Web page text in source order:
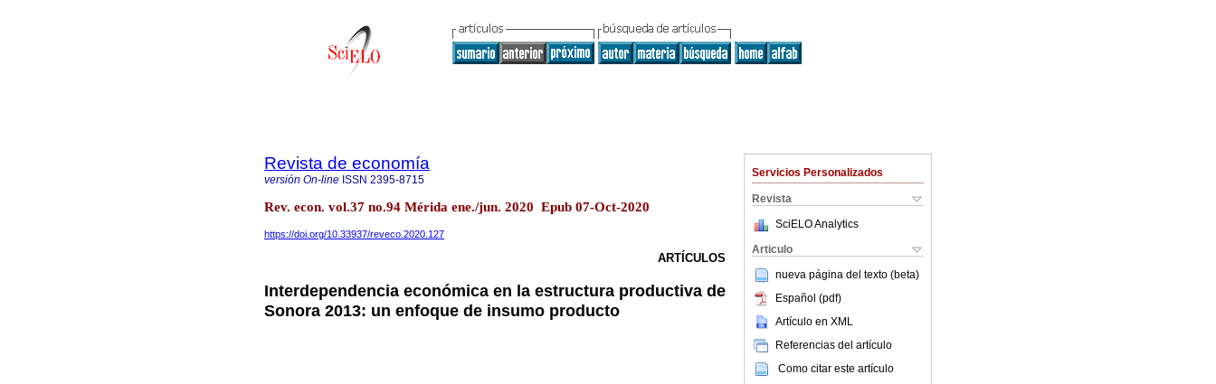
Servicios Personalizados
Revista
SciELO Analytics
Articulo
nueva página del texto (beta)
Español (pdf)
Artículo en XML
Referencias del artículo
Como citar este artículo
Revista de economía
versión On-line ISSN 2395-8715
Rev. econ. vol.37 no.94 Mérida ene./jun. 2020 Epub 07-Oct-2020
https://doi.org/10.33937/reveco.2020.127
ARTÍCULOS
Interdependencia económica en la estructura productiva de
Sonora 2013: un enfoque de insumo producto